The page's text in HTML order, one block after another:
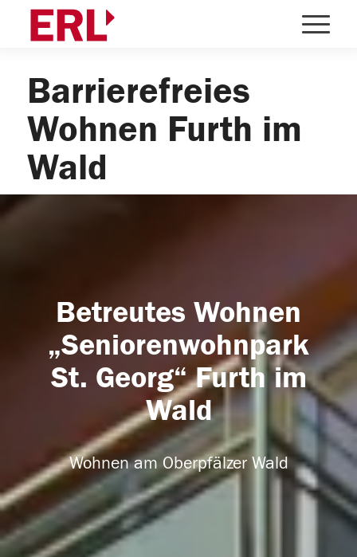
Barrierefreies
Wohnen Furth im
Wald
Betreutes Wohnen
„Seniorenwohnpark
St. Georg“ Furth im
Wald
Wohnen am Oberpfälzer Wald